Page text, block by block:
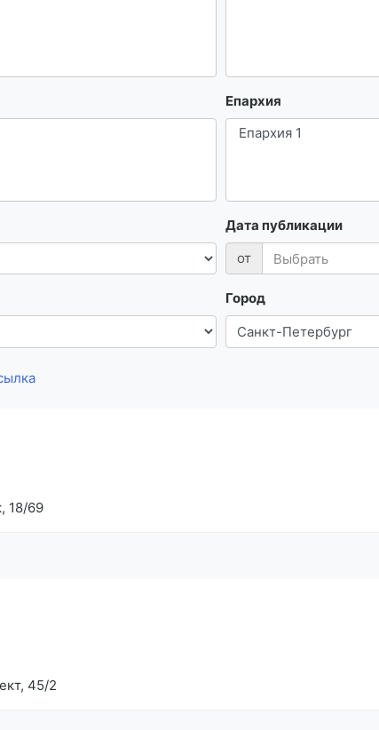
Епархия
Дата публикации
от
Город
Санкт-Петербург
18/69
45/2